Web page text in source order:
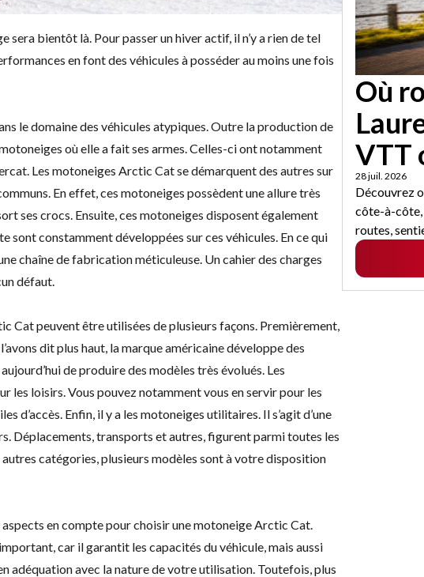
sera bientôt là. Pour passer un hiver actif, il n’y a rien de tel
en font des véhicules à posséder au moins une fois
le domaine des véhicules atypiques. Outre la production de
où elle a fait ses armes. Celles-ci ont notamment
Les motoneiges Arctic Cat se démarquent des autres sur
En effet, ces motoneiges possèdent une allure très
ses crocs. Ensuite, ces motoneiges disposent également
sont constamment développées sur ces véhicules. En ce qui
chaîne de fabrication méticuleuse. Un cahier des charges
défaut.
Cat peuvent être utilisées de plusieurs façons. Premièrement,
dit plus haut, la marque américaine développe des
de produire des modèles très évolués. Les
loisirs. Vous pouvez notamment vous en servir pour les
d’accès. Enfin, il y a les motoneiges utilitaires. Il s’agit d’une
Déplacements, transports et autres, figurent parmi toutes les
catégories, plusieurs modèles sont à votre disposition
en compte pour choisir une motoneige Arctic Cat.
car il garantit les capacités du véhicule, mais aussi
adéquation avec la nature de votre utilisation. Toutefois, plus
Où
VTT
28 juil. 2026
Découvrez
côte-à-côte,
routes,